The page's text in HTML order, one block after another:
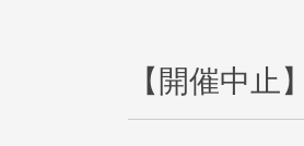
【開催中止】